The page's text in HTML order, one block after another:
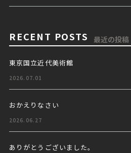
RECENT POSTS 最近の投稿
東京国立近代美術館
2026.07.01
おかえりなさい
2026.06.27
ありがとうございました。